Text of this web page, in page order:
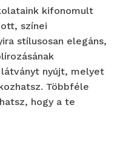
kifonomult
színei
stílusosan elegáns,
nyújt, melyet
Többféle
hogy a te